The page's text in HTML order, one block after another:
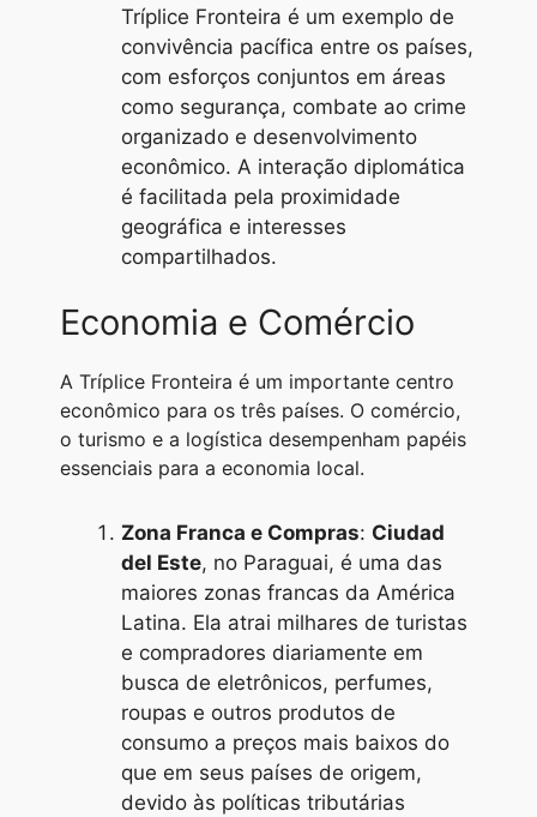
Tríplice Fronteira é um exemplo de
convivência pacífica entre os países,
com esforços conjuntos em áreas
como segurança, combate ao crime
organizado e desenvolvimento
econômico. A interação diplomática
é facilitada pela proximidade
geográfica e interesses
compartilhados.
Economia e Comércio
A Tríplice Fronteira é um importante centro
econômico para os três países. O comércio,
o turismo e a logística desempenham papéis
essenciais para a economia local.
Zona Franca e Compras: Ciudad
del Este, no Paraguai, é uma das
maiores zonas francas da América
Latina. Ela atrai milhares de turistas
e compradores diariamente em
busca de eletrônicos, perfumes,
roupas e outros produtos de
consumo a preços mais baixos do
que em seus países de origem,
devido às políticas tributárias